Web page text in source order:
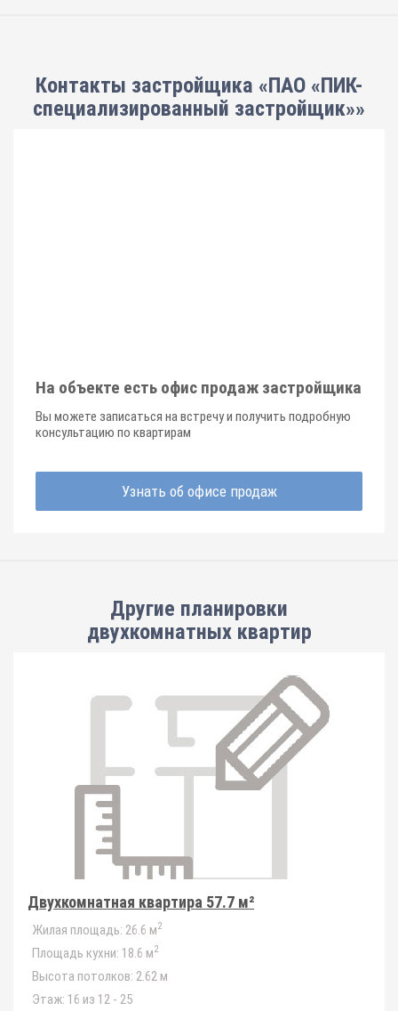
Контакты застройщика «ПАО «ПИК-
специализированный застройщик»»
На объекте есть офис продаж застройщика
Вы можете записаться на встречу и получить подробную
консультацию по квартирам
Узнать об офисе продаж
Другие планировки
двухкомнатных квартир
Двухкомнатная квартира 57.7 м²
Жилая площадь: 26.6 м2
Площадь кухни: 18.6 м2
Высота потолков: 2.62 м
Этаж: 16 из 12 - 25